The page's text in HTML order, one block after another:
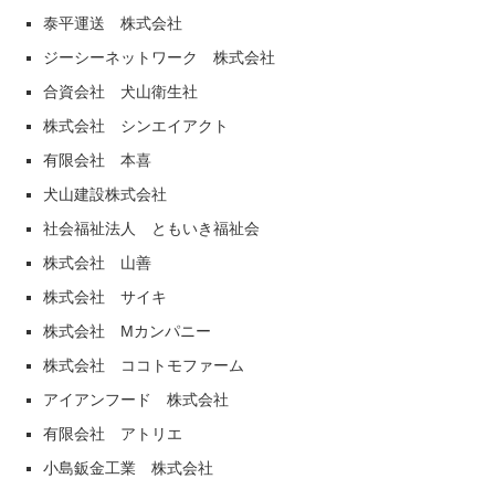
泰平運送 株式会社
ジーシーネットワーク 株式会社
合資会社 犬山衛生社
株式会社 シンエイアクト
有限会社 本喜
犬山建設株式会社
社会福祉法人 ともいき福祉会
株式会社 山善
株式会社 サイキ
株式会社 Mカンパニー
株式会社 ココトモファーム
アイアンフード 株式会社
有限会社 アトリエ
小島鈑金工業 株式会社